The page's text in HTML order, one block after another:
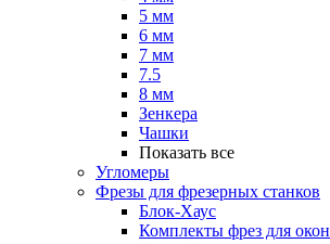
5 мм
6 мм
7 мм
7.5
8 мм
Зенкера
Чашки
Показать все
Угломеры
Фрезы для фрезерных станков
Блок-Хаус
Комплекты фрез для окон